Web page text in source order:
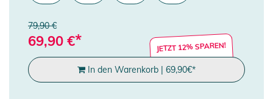
79,90 €
69,90 €* JETZT 12% SPAREN!
In den Warenkorb | 69,90€*